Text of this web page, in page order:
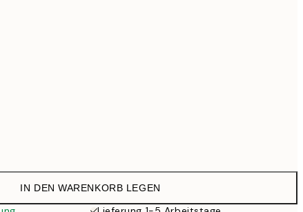
IN DEN WARENKORB LEGEN